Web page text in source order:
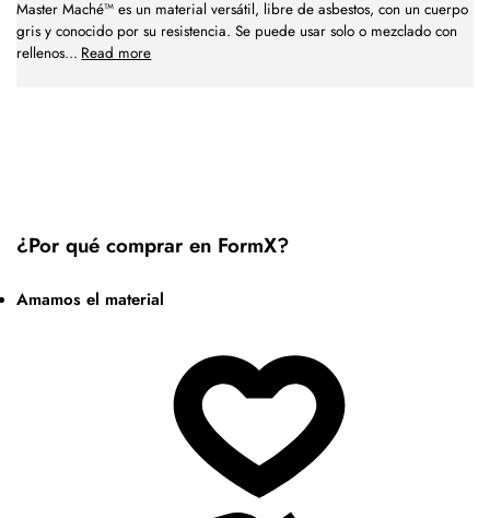
Master Maché™ es un material versátil, libre de asbestos, con un cuerpo
gris y conocido por su resistencia. Se puede usar solo o mezclado con
rellenos... Read more
¿Por qué comprar en FormX?
Amamos el material